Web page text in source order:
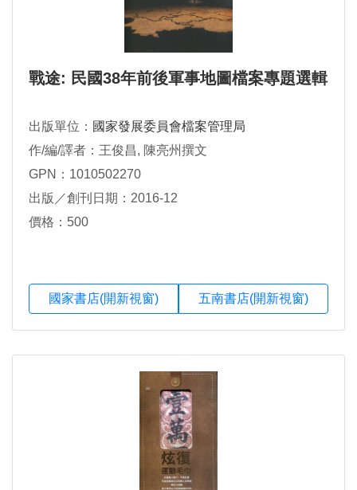
戰途: 民國38年前後軍事地圖檔案專題選輯
出版單位： 國家發展委員會檔案管理局
作/編/譯者：王俊昌, 陳亮州撰文
GPN：1010502270
出版／創刊日期：2016-12
價格：500
國家書店(開新視窗) 五南書店(開新視窗)